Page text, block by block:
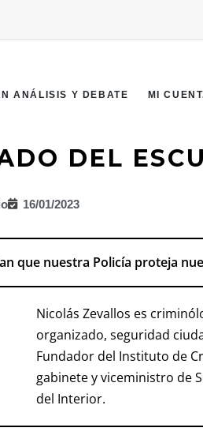
ANÁLISIS Y DEBATE MI
DEL
16/01/2023
que nuestra Policía proteja
Nicolás Zevallos es
organizado, seguridad
Fundador del Instituto de
gabinete y viceministro de
del Interior.